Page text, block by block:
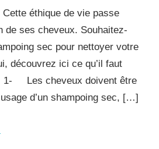
Cette éthique de vie passe
de ses cheveux. Souhaitez-
sec pour nettoyer votre
découvrez ici ce qu’il faut
1- Les cheveux doivent être
d’un shampoing sec, […]